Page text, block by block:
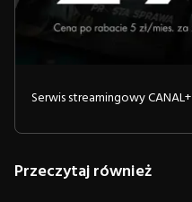
Serwis streamingowy CANAL+
Przeczytaj również